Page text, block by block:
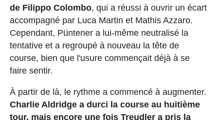
de Filippo Colombo, qui a réussi à ouvrir un écart
accompagné par Luca Martin et Mathis Azzaro.
Cependant, Püntener a lui-même neutralisé la
tentative et a regroupé à nouveau la tête de
course, bien que l'usure commençait déjà à se
faire sentir.
À partir de là, le rythme a commencé à augmenter.
Charlie Aldridge a durci la course au huitième
tour, mais encore une fois Treudler a pris la